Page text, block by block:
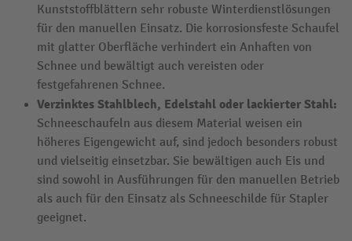
Kunststoffblättern sehr robuste Winterdienstlösungen
für den manuellen Einsatz. Die korrosionsfeste Schaufel
mit glatter Oberfläche verhindert ein Anhaften von
Schnee und bewältigt auch vereisten oder
festgefahrenen Schnee.
Verzinktes Stahlblech, Edelstahl oder lackierter Stahl:
Schneeschaufeln aus diesem Material weisen ein
höheres Eigengewicht auf, sind jedoch besonders robust
und vielseitig einsetzbar. Sie bewältigen auch Eis und
sind sowohl in Ausführungen für den manuellen Betrieb
als auch für den Einsatz als Schneeschilde für Stapler
geeignet.